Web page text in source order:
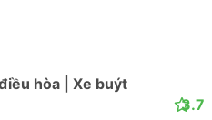
hòa | Xe buýt
3.7